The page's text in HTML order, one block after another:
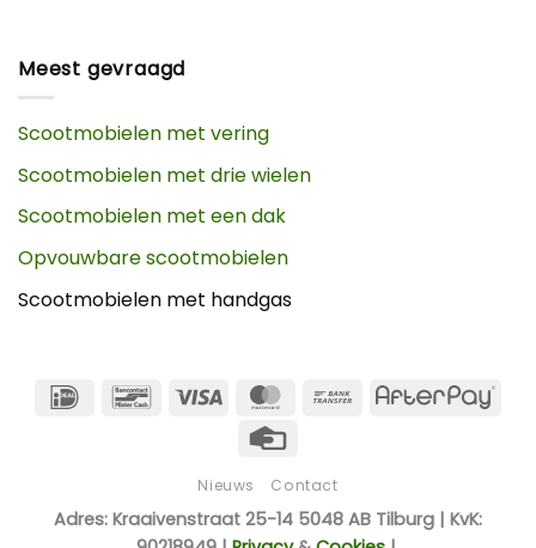
Meest gevraagd
Scootmobielen met vering
Scootmobielen met drie wielen
Scootmobielen met een dak
Opvouwbare scootmobielen
Scootmobielen met handgas
IDeal Bancontact
Visa MasterCard
Bank
Nieuws Contact
Adres: Kraaivenstraat 25-14 5048 AB Tilburg | KvK: